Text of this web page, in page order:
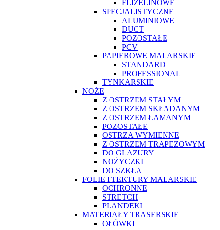
FLIZELINOWE
SPECJALISTYCZNE
ALUMINIOWE
DUCT
POZOSTAŁE
PCV
PAPIEROWE MALARSKIE
STANDARD
PROFESSIONAL
TYNKARSKIE
NOŻE
Z OSTRZEM STAŁYM
Z OSTRZEM SKŁADANYM
Z OSTRZEM ŁAMANYM
POZOSTAŁE
OSTRZA WYMIENNE
Z OSTRZEM TRAPEZOWYM
DO GLAZURY
NOŻYCZKI
DO SZKŁA
FOLIE I TEKTURY MALARSKIE
OCHRONNE
STRETCH
PLANDEKI
MATERIAŁY TRASERSKIE
OŁÓWKI